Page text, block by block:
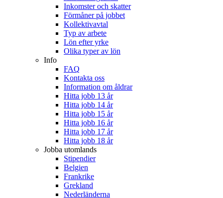
Inkomster och skatter
Förmåner på jobbet
Kollektivavtal
Typ av arbete
Lön efter yrke
Olika typer av lön
Info
FAQ
Kontakta oss
Information om åldrar
Hitta jobb 13 år
Hitta jobb 14 år
Hitta jobb 15 år
Hitta jobb 16 år
Hitta jobb 17 år
Hitta jobb 18 år
Jobba utomlands
Stipendier
Belgien
Frankrike
Grekland
Nederländerna